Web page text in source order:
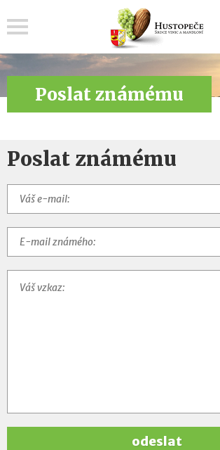
Poslat známému
Poslat známému
odeslat